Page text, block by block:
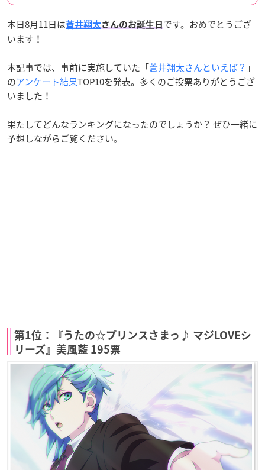
本日8月11日は蒼井翔太さんのお誕生日 です。おめでとうござ
います！
本記事では、事前に実施していた「蒼井翔太さんといえば？ 」
のアンケート結果TOP10を発表。多くのご投票ありがとうござ
いました！
果たしてどんなランキングになったのでしょうか？ ぜひ一緒に
予想しながらご覧ください。
第1位：『うたの☆プリンスさまっ♪ マジLOVEシ
リーズ』美風藍 195票